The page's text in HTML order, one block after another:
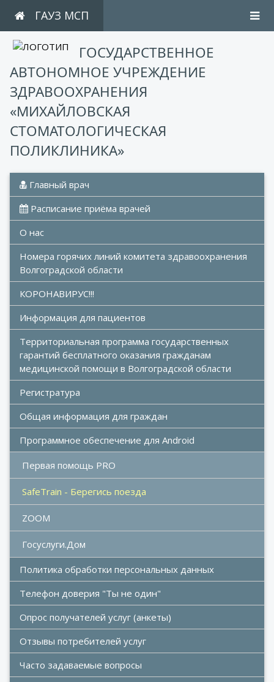
ГАУЗ МСП
ГОСУДАРСТВЕННОЕ
АВТОНОМНОЕ УЧРЕЖДЕНИЕ
ЗДРАВООХРАНЕНИЯ
«МИХАЙЛОВСКАЯ
СТОМАТОЛОГИЧЕСКАЯ
ПОЛИКЛИНИКА»
Главный врач
Расписание приёма врачей
О нас
Номера горячих линий комитета здравоохранения
Волгоградской области
КОРОНАВИРУС!!!
Информация для пациентов
Территориальная программа государственных
гарантий бесплатного оказания гражданам
медицинской помощи в Волгоградской области
Регистратура
Общая информация для граждан
Программное обеспечение для Android
Первая помощь PRO
SafeTrain - Берегись поезда
ZOOM
Госуслуги.Дом
Политика обработки персональных данных
Телефон доверия "Ты не один"
Опрос получателей услуг (анкеты)
Отзывы потребителей услуг
Часто задаваемые вопросы